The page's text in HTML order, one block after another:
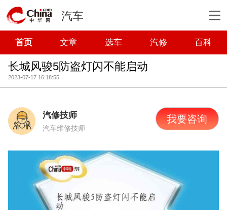
汽车
首页 文章 选车 汽修 百科
长城风骏5防盗灯闪不能启动
2023-07-17 16:18:55
汽修技师
汽车维修技师
我要咨询